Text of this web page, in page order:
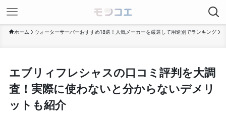
ホーム ウォーターサーバーおすすめ18選！人気メーカーを厳選して用途別でランキング
エブリィフレシャスの口コミ評判を大調
査！実際に使わないと分からないデメリ
ットも紹介